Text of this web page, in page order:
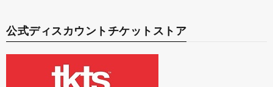
公式ディスカウントチケットストア